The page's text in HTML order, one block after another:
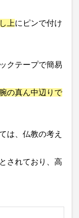
上にピンで付け
クテープで簡易
の真ん中辺りで
は、仏教の考え
されており、高